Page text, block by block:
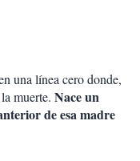
una línea cero donde,
muerte. Nace un
de esa madre